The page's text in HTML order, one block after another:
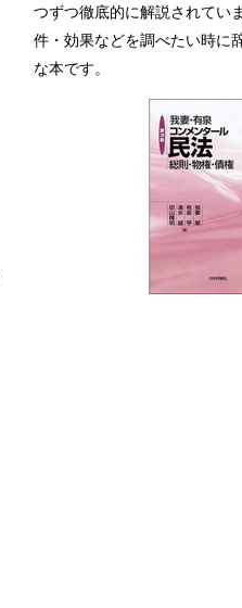
つずつ徹底的に解説されてい
件・効果などを調べたい時に
な本です。